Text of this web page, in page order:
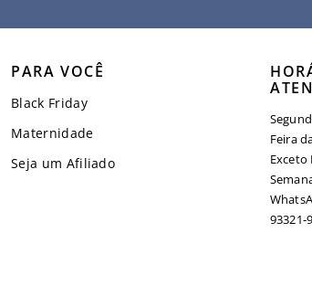
PARA VOCÊ
Black Friday
Maternidade
Seja um Afiliado
Feira
Exceto
93321-